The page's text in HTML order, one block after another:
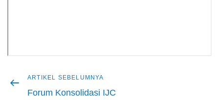
Navigasi
Artikel
sebelumnya
ARTIKEL SEBELUMNYA
Forum Konsolidasi IJC